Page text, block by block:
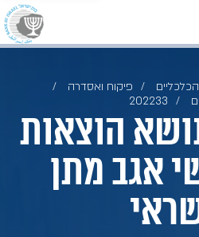
פיקוח ואסדרה
202233
הוצאות
אגב מתן